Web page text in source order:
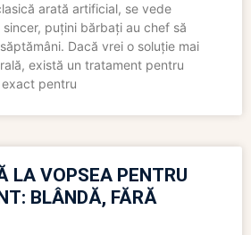
arată artificial, se vede
puțini bărbați au chef să
Dacă vrei o soluție mai
există un tratament pentru
pentru
LA VOPSEA PENTRU
BLÂNDĂ, FĂRĂ